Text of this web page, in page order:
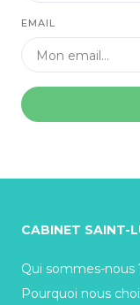
EMAIL
CABINET SAINT-
Qui sommes-nous
Pourquoi nous